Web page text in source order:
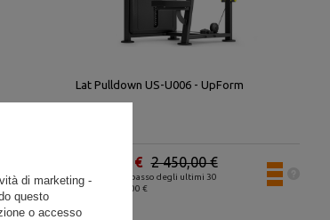
Lat Pulldown US-U006 - UpForm
Il prezzo più basso degli ultimi 30
giorni: 2 176,00 €
2 450,00 €
1 960,00 €
di marketing -
questo
o accesso